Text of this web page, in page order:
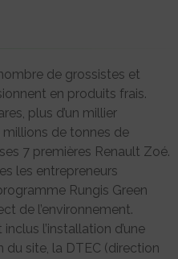
de grossistes et
en produits frais.
plus d’un millier
millions de tonnes de
7 premières Renault Zoé.
les entrepreneurs
Rungis Green
de l’environnement.
l’installation d’une
du site, la DTEC (direction